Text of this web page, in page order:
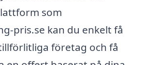
som
pris.se kan du enkelt få
företag och få